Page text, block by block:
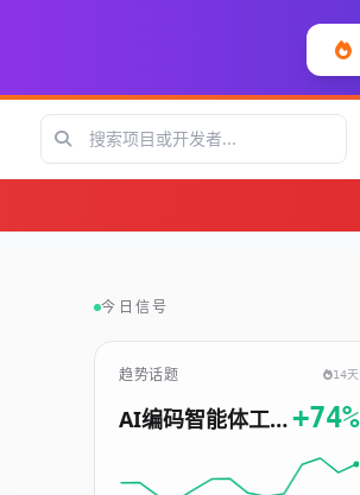
今日信号
趋势话题 14天
AI编码智能体工具链+74%